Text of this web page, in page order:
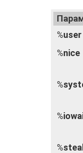
%user
%nice
%
%
%